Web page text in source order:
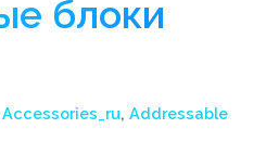
блоки
, Addressable